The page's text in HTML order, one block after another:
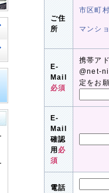
ご住
所
市区町
マンシ
E-
Mail
必須
携帯ア
@net-
定をお
E-
Mail
確認
用必
須
電話